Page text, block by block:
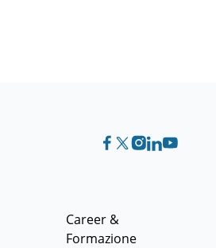
Career &
Formazione